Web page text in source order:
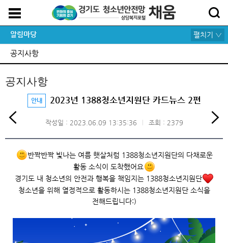
알림마당
공지사항
펼치기 ▽
공지사항
안내 2023년 1388청소년지원단 카드뉴스 2편
작성일 : 2023.06.09 13:35:36 조회 : 2379
반짝반짝 빛나는 여름 햇살처럼 1388청소년지원단의 다채로운
활동 소식이 도착했어요
경기도 내 청소년의 안전과 행복을 책임지는 1388청소년지원단
청소년을 위해 열정적으로 활동하시는 1388청소년지원단 소식을
전해드립니다:)